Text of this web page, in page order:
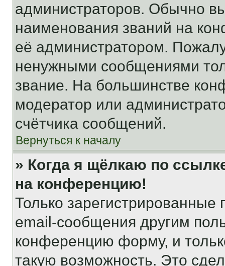
администраторов. Обычно
наименования званий на
её администратором.
ненужными сообщениями
звание. На большинстве
модератор или
счётчика сообщений.
Вернуться к началу
» Когда я щёлкаю по
на конференцию!
Только зарегистрированные
email-сообщения другим
конференцию форму, и
такую возможность. Это